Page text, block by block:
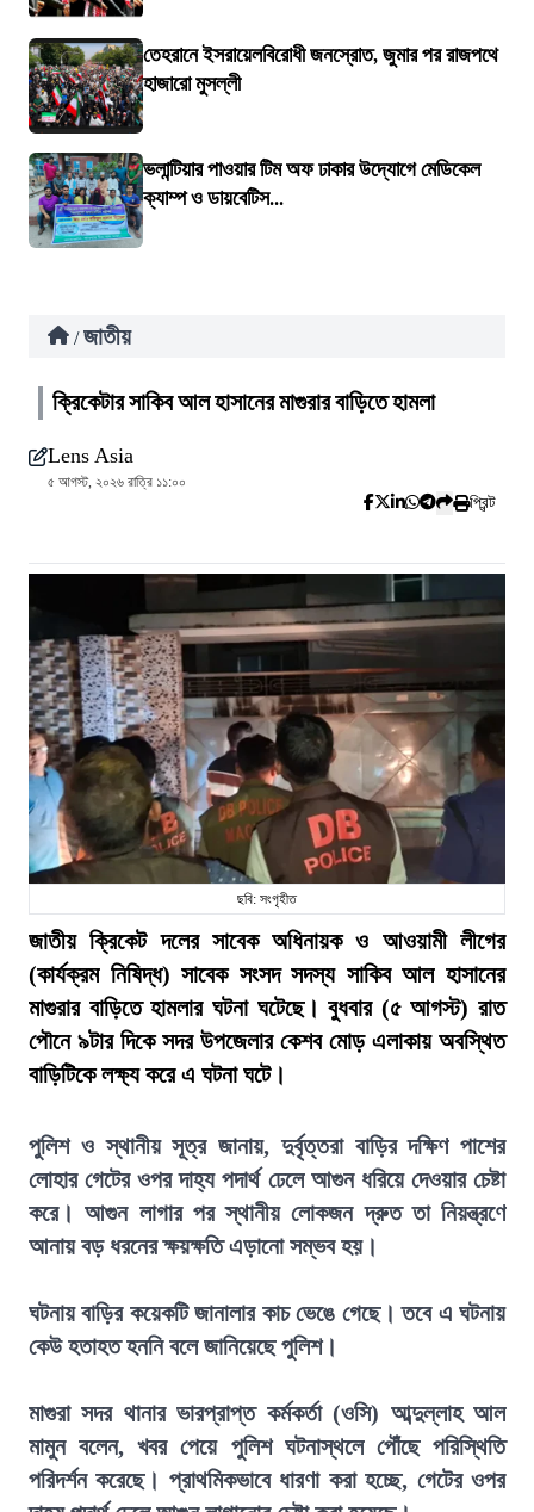
তেহরানে ইসরায়েলবিরোধী জনস্রোত, জুমার পর রাজপথে
হাজারো মুসল্লী
ভলান্টিয়ার পাওয়ার টিম অফ ঢাকার উদ্যোগে মেডিকেল
ক্যাম্প ও ডায়বেটিস...
/ জাতীয়
ক্রিকেটার সাকিব আল হাসানের মাগুরার বাড়িতে হামলা
Lens Asia
৫ আগস্ট, ২০২৬ রাত্রি ১১:০০
প্রিন্ট
ছবি: সংগৃহীত
জাতীয় ক্রিকেট দলের সাবেক অধিনায়ক ও আওয়ামী লীগের
(কার্যক্রম নিষিদ্ধ) সাবেক সংসদ সদস্য সাকিব আল হাসানের
মাগুরার বাড়িতে হামলার ঘটনা ঘটেছে। বুধবার (৫ আগস্ট) রাত
পৌনে ৯টার দিকে সদর উপজেলার কেশব মোড় এলাকায় অবস্থিত
বাড়িটিকে লক্ষ্য করে এ ঘটনা ঘটে।
পুলিশ ও স্থানীয় সূত্র জানায়, দুর্বৃত্তরা বাড়ির দক্ষিণ পাশের
লোহার গেটের ওপর দাহ্য পদার্থ ঢেলে আগুন ধরিয়ে দেওয়ার চেষ্টা
করে। আগুন লাগার পর স্থানীয় লোকজন দ্রুত তা নিয়ন্ত্রণে
আনায় বড় ধরনের ক্ষয়ক্ষতি এড়ানো সম্ভব হয়।
ঘটনায় বাড়ির কয়েকটি জানালার কাচ ভেঙে গেছে। তবে এ ঘটনায়
কেউ হতাহত হননি বলে জানিয়েছে পুলিশ।
মাগুরা সদর থানার ভারপ্রাপ্ত কর্মকর্তা (ওসি) আব্দুল্লাহ আল
মামুন বলেন, খবর পেয়ে পুলিশ ঘটনাস্থলে পৌঁছে পরিস্থিতি
পরিদর্শন করেছে। প্রাথমিকভাবে ধারণা করা হচ্ছে, গেটের ওপর